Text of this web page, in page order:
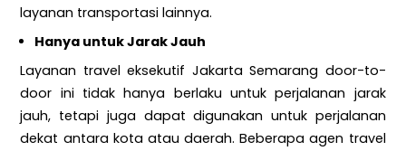
layanan transportasi lainnya.
Hanya untuk Jarak Jauh
Layanan travel eksekutif Jakarta Semarang door-to-
door ini tidak hanya berlaku untuk perjalanan jarak
jauh, tetapi juga dapat digunakan untuk perjalanan
dekat antara kota atau daerah. Beberapa agen travel